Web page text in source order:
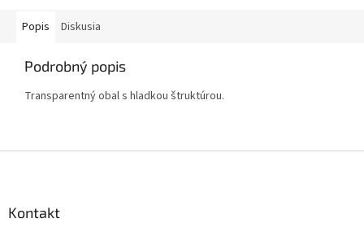
Popis Diskusia
Podrobný popis
Transparentný obal s hladkou štruktúrou.
Kontakt